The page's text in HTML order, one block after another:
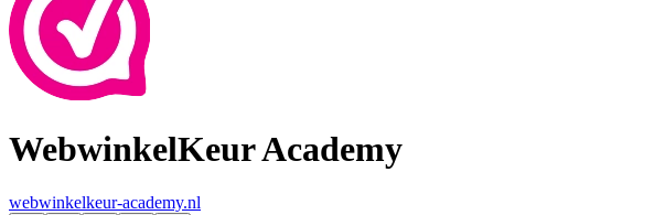
WebwinkelKeur Academy
webwinkelkeur-academy.nl